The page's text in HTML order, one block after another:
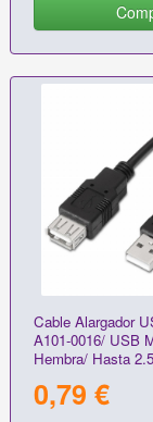
Cable Alargador
A101-0016/ USB
Hembra/ Hasta
0,79 €